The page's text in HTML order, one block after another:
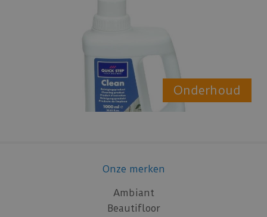
Onderhoud
Onze merken
Ambiant
Beautifloor